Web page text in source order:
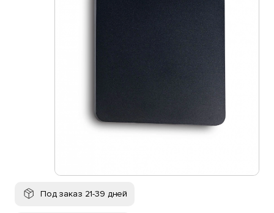
Под заказ 21-39 дней